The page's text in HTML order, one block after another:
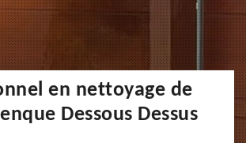
en nettoyage de
Dessous Dessus